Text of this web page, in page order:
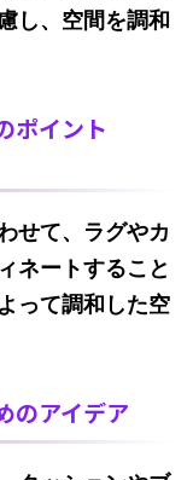
し、空間を調和
ポイント
せて、ラグやカ
ネートすること
って調和した空
のアイデア